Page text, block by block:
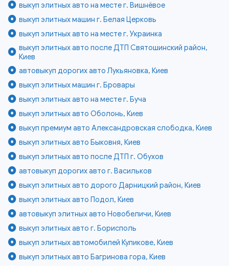
выкуп элитных авто на месте г. Вишнёвое
выкуп элитных машин г. Белая Церковь
выкуп элитных авто на месте г. Украинка
выкуп элитных авто после ДТП Святошинский район,
Киев
автовыкуп дорогих авто Лукьяновка, Киев
выкуп элитных машин г. Бровары
выкуп элитных авто на месте г. Буча
выкуп элитных авто Оболонь, Киев
выкуп премиум авто Александровская слободка, Киев
выкуп элитных авто Быковня, Киев
выкуп элитных авто после ДТП г. Обухов
автовыкуп дорогих авто г. Васильков
выкуп элитных авто дорого Дарницкий район, Киев
выкуп элитных авто Подол, Киев
автовыкуп элитных авто Новобеличи, Киев
выкуп элитных авто г. Борисполь
выкуп элитных автомобилей Куликове, Киев
выкуп элитных авто Багринова гора, Киев